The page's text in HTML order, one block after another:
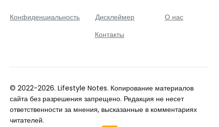
Конфиденциальность Дисклеймер
О нас
Контакты
© 2022-2026. Lifestyle Notes. Копирование материалов
сайта без разрешения запрещено. Редакция не несет
ответственности за мнения, высказанные в комментариях
читателей.